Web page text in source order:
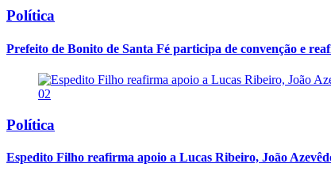
Política
Prefeito de Bonito de Santa Fé participa de convenção e
02
Política
Espedito Filho reafirma apoio a Lucas Ribeiro, João